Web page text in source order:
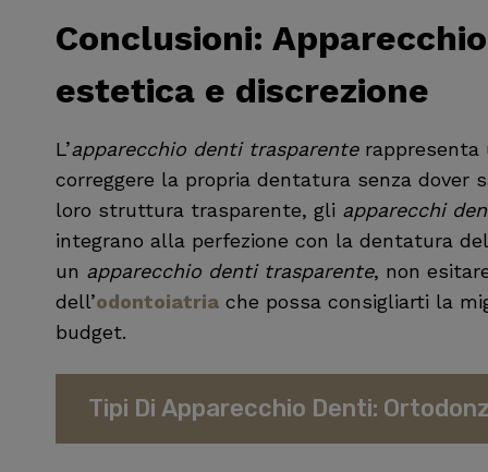
Conclusioni: A
estetica e discrezione
L’apparecchio denti trasparenterappresenta
correggere la propria dentatura senza dover
loro struttura trasparente, gli apparecchi
integrano alla perfezione con la dentatura
un apparecchio denti trasparente, non
dell’odontoiatria che possa consigliarti la
budget.
Tipi Di Apparecchio Denti: